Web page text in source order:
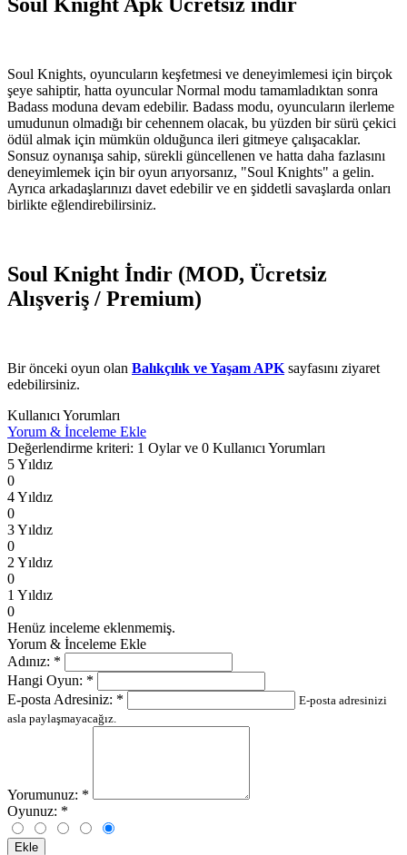
Soul Knights, oyuncuların keşfetmesi ve deneyimlemesi için birçok
şeye sahiptir, hatta oyuncular Normal modu tamamladıktan sonra
Badass moduna devam edebilir. Badass modu, oyuncuların ilerleme
umudunun olmadığı bir cehennem olacak, bu yüzden bir sürü çekici
ödül almak için mümkün olduğunca ileri gitmeye çalışacaklar.
Sonsuz oynanışa sahip, sürekli güncellenen ve hatta daha fazlasını
deneyimlemek için bir oyun arıyorsanız, "Soul Knights" a gelin.
Ayrıca arkadaşlarınızı davet edebilir ve en şiddetli savaşlarda onları
birlikte eğlendirebilirsiniz.
Soul Knight İndir (MOD, Ücretsiz
Alışveriş / Premium)
Bir önceki oyun olan Balıkçılık ve Yaşam APK sayfasını ziyaret
edebilirsiniz.
Kullanıcı Yorumları
Yorum & İnceleme Ekle
Değerlendirme kriteri: 1 Oylar ve 0 Kullanıcı Yorumları
5 Yıldız
0
4 Yıldız
0
3 Yıldız
0
2 Yıldız
0
1 Yıldız
0
Henüz inceleme eklenmemiş.
Yorum & İnceleme Ekle
Adınız: *
Hangi Oyun: *
E-posta Adresiniz: *
E-posta adresinizi
asla paylaşmayacağız.
Yorumunuz: *
Oyunuz: *
Ekle